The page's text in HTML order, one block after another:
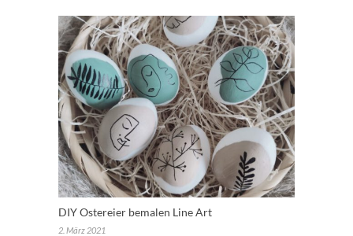
DIY Ostereier bemalen Line Art
2. März 2021